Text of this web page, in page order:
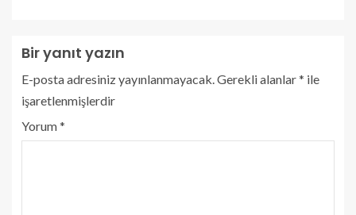
Bir yanıt yazın
E-posta adresiniz yayınlanmayacak.Gerekli alanlar* ile
işaretlenmişlerdir
Yorum*